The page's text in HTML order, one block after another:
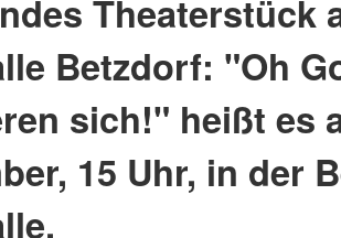
Theaterstück
Betzdorf: "Oh
sich!" heißt es
15 Uhr, in der